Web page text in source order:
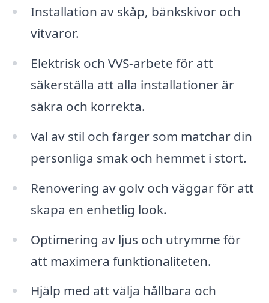
Installation av skåp, bänkskivor och
vitvaror.
Elektrisk och VVS-arbete för att
säkerställa att alla installationer är
säkra och korrekta.
Val av stil och färger som matchar din
personliga smak och hemmet i stort.
Renovering av golv och väggar för att
skapa en enhetlig look.
Optimering av ljus och utrymme för
att maximera funktionaliteten.
Hjälp med att välja hållbara och